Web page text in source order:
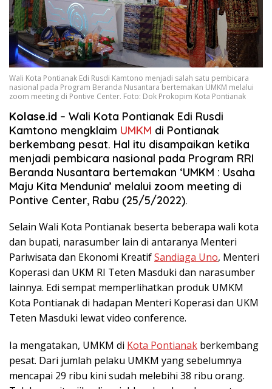
Wali Kota Pontianak Edi Rusdi Kamtono menjadi salah satu pembicara
nasional pada Program Beranda Nusantara bertemakan UMKM melalui
zoom meeting di Pontive Center. Foto: Dok Prokopim Kota Pontianak
Kolase.id – Wali Kota Pontianak Edi Rusdi
Kamtono mengklaim UMKM di Pontianak
berkembang pesat. Hal itu disampaikan ketika
menjadi pembicara nasional pada Program RRI
Beranda Nusantara bertemakan ‘UMKM : Usaha
Maju Kita Mendunia’ melalui zoom meeting di
Pontive Center, Rabu (25/5/2022).
Selain Wali Kota Pontianak beserta beberapa wali kota
dan bupati, narasumber lain di antaranya Menteri
Pariwisata dan Ekonomi KreatifSandiaga Uno, Menteri
Koperasi dan UKM RI Teten Masduki dan narasumber
lainnya. Edi sempat memperlihatkan produk UMKM
Kota Pontianak di hadapan Menteri Koperasi dan UKM
Teten Masduki lewat video conference.
Ia mengatakan, UMKM di Kota Pontianak berkembang
pesat. Dari jumlah pelaku UMKM yang sebelumnya
mencapai 29 ribu kini sudah melebihi 38 ribu orang.